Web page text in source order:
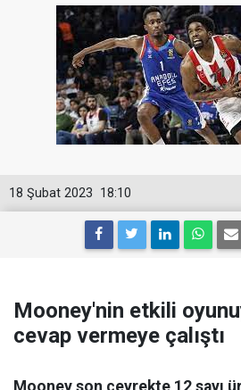
18:10
18 Şubat 2023
Mooney'nin etkili
cevap vermeye çalıştı
Mooney son çeyrekte 12 sayı